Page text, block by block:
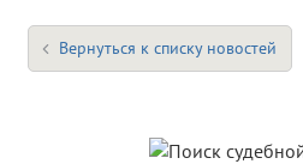
Вернуться к списку новостей